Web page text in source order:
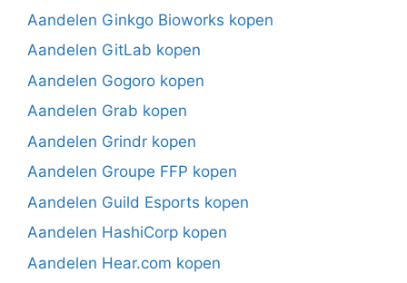
Aandelen Ginkgo Bioworks kopen
Aandelen GitLab kopen
Aandelen Gogoro kopen
Aandelen Grab kopen
Aandelen Grindr kopen
Aandelen Groupe FFP kopen
Aandelen Guild Esports kopen
Aandelen HashiCorp kopen
Aandelen Hear.com kopen